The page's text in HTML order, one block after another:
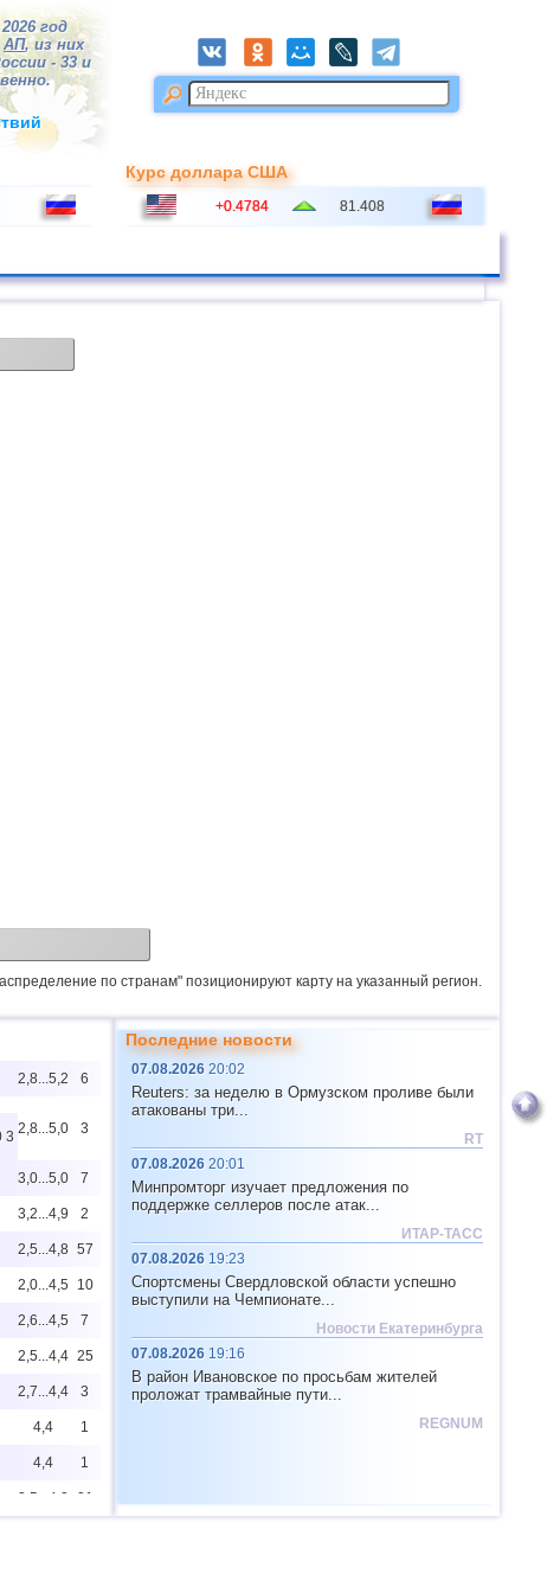
год
АП, из них
- 33 и
Курс доллара США
+0.4784 81.408
по странам" позиционируют карту на указанный регион.
2,8...5,2 6
3 2,8...5,0 3
3,0...5,0 7
3,2...4,9 2
2,5...4,8 57
2,0...4,5 10
2,6...4,5 7
2,5...4,4 25
2,7...4,4 3
4,4 1
4,4 1
2,5...4,2 21
Последние новости
07.08.2026 20:02
Reuters: за неделю в Ормузском проливе были
атакованы три...
RT
07.08.2026 20:01
Минпромторг изучает предложения по
поддержке селлеров после атак...
ИТАР-ТАСС
07.08.2026 19:23
Спортсмены Свердловской области успешно
выступили на Чемпионате...
Новости Екатеринбурга
07.08.2026 19:16
В район Ивановское по просьбам жителей
проложат трамвайные пути...
REGNUM